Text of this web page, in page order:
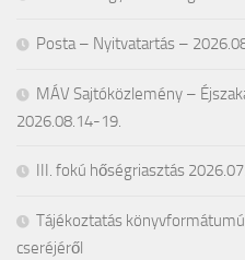
Posta – Nyitvatartás –
MÁV Sajtóközlemény –
2026.08.14-19.
III. fokú hőségriasztás
Tájékoztatás
cseréjéről